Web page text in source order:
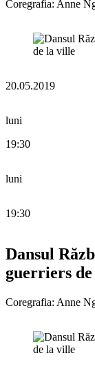
Coregrafia: Anne
20.05.2019
luni
19:30
luni
19:30
Dansul
guerriers
Coregrafia: Anne